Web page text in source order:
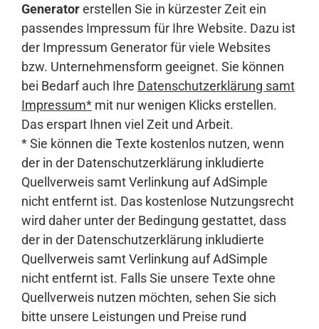
Generatorerstellen Sie in kürzester Zeit ein
passendes Impressum für Ihre Website. Dazu ist
der Impressum Generator für viele Websites
bzw. Unternehmensform geeignet. Sie können
bei Bedarf auch Ihre Datenschutzerklärung samt
Impressum*mit nur wenigen Klicks erstellen.
Das erspart Ihnen viel Zeit und Arbeit.
* Sie können die Texte kostenlos nutzen, wenn
der in der Datenschutzerklärung inkludierte
Quellverweis samt Verlinkung auf AdSimple
nicht entfernt ist. Das kostenlose Nutzungsrecht
wird daher unter der Bedingung gestattet, dass
der in der Datenschutzerklärung inkludierte
Quellverweis samt Verlinkung auf AdSimple
nicht entfernt ist. Falls Sie unsere Texte ohne
Quellverweis nutzen möchten, sehen Sie sich
bitte unsere Leistungen und Preise rund